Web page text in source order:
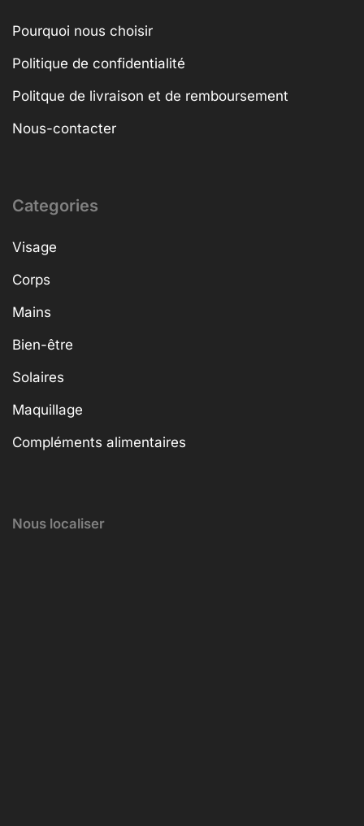
Pourquoi nous choisir
Politique de confidentialité
Politque de livraison et de remboursement
Nous-contacter
Categories
Visage
Corps
Mains
Bien-être
Solaires
Maquillage
Compléments alimentaires
Nous localiser